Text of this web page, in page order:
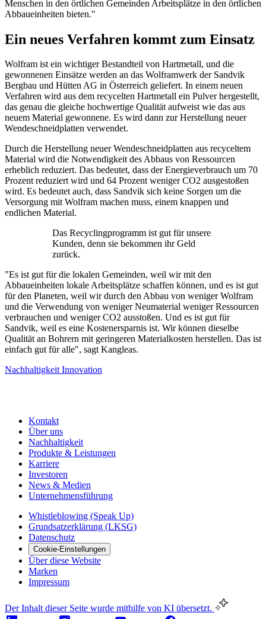
Menschen in den örtlichen Gemeinden Arbeitsplätze in den örtlichen
Abbaueinheiten bieten."
Ein neues Verfahren kommt zum Einsatz
Wolfram ist ein wichtiger Bestandteil von Hartmetall, und die
gewonnenen Einsätze werden an das Wolframwerk der Sandvik
Bergbau und Hütten AG in Österreich geliefert. In einem neuen
Verfahren wird aus dem recycelten Hartmetall ein Pulver hergestellt,
das genau die gleiche hochwertige Qualität aufweist wie das aus
neuem Material gewonnene. Es wird dann zur Herstellung neuer
Wendeschneidplatten verwendet.
Durch die Herstellung neuer Wendeschneidplatten aus recyceltem
Material wird die Notwendigkeit des Abbaus von Ressourcen
erheblich reduziert. Das bedeutet, dass der Energieverbrauch um 70
Prozent reduziert wird und 64 Prozent weniger CO2 ausgestoßen
wird. Es bedeutet auch, dass Sandvik sich keine Sorgen um die
Versorgung mit Wolfram machen muss, einem knappen und
endlichen Material.
Das Recyclingprogramm ist gut für unsere
Kunden, denn sie bekommen ihr Geld
zurück.
"Es ist gut für die lokalen Gemeinden, weil wir mit den
Abbaueinheiten lokale Arbeitsplätze schaffen können, und es ist gut
für den Planeten, weil wir durch den Abbau von weniger Wolfram
und die Verwendung von weniger Neumaterial weniger Ressourcen
verbrauchen und weniger CO2 ausstoßen. Und es ist gut für
Sandvik, weil es eine Kostenersparnis ist. Wir können dieselbe
Qualität an Bohrern mit geringeren Materialkosten herstellen. Das ist
einfach gut für alle", sagt Kangleas.
NachhaltigkeitInnovation
Kontakt
Über uns
Nachhaltigkeit
Produkte & Leistungen
Karriere
Investoren
News & Medien
Unternehmensführung
Whistleblowing (Speak Up)
Grundsatzerklärung (LKSG)
Datenschutz
Cookie-Einstellungen
Über diese Website
Marken
Impressum
Der Inhalt dieser Seite wurde mithilfe von KI übersetzt.